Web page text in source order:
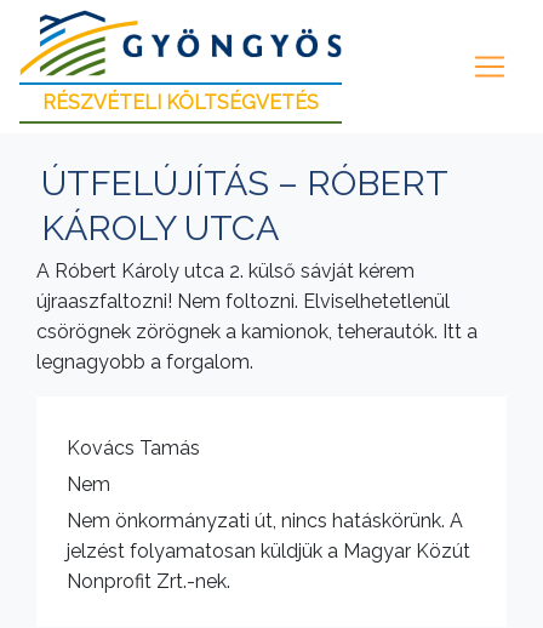
RÉSZVÉTELI KÖLTSÉGVETÉS
ÚTFELÚJÍTÁS – RÓBERT
KÁROLY UTCA
A Róbert Károly utca 2. külső sávját kérem
újraaszfaltozni! Nem foltozni. Elviselhetetlenül
csörögnek zörögnek a kamionok, teherautók. Itt a
legnagyobb a forgalom.
Kovács Tamás
Nem
Nem önkormányzati út, nincs hatáskörünk. A
jelzést folyamatosan küldjük a Magyar Közút
Nonprofit Zrt.-nek.